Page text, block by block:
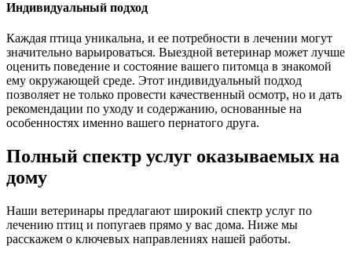
Индивидуальный подход
Каждая птица уникальна, и ее потребности в лечении могут
значительно варьироваться. Выездной ветеринар может лучше
оценить поведение и состояние вашего питомца в знакомой
ему окружающей среде. Этот индивидуальный подход
позволяет не только провести качественный осмотр, но и дать
рекомендации по уходу и содержанию, основанные на
особенностях именно вашего пернатого друга.
Полный спектр услуг оказываемых на
дому
Наши ветеринары предлагают широкий спектр услуг по
лечению птиц и попугаев прямо у вас дома. Ниже мы
расскажем о ключевых направлениях нашей работы.